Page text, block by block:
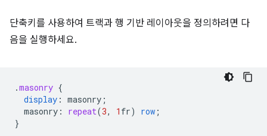
단축키를 사용하여 트랙과 행 기반 레이아웃을 정의하려면 다
음을 실행하세요.
.masonry {
display : masonry ;
masonry : repeat(3, 1 fr) row ;
}